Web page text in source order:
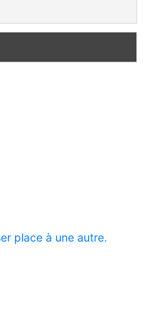
place à une autre.